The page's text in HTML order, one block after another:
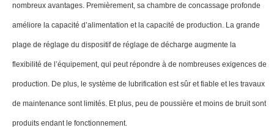
nombreux avantages. Premièrement, sa chambre de concassage profonde
améliore la capacité d’alimentation et la capacité de production. La grande
plage de réglage du dispositif de réglage de décharge augmente la
flexibilité de l’équipement, qui peut répondre à de nombreuses exigences de
production. De plus, le système de lubrification est sûr et fiable et les travaux
de maintenance sont limités. Et plus, peu de poussière et moins de bruit sont
produits endant le fonctionnement.